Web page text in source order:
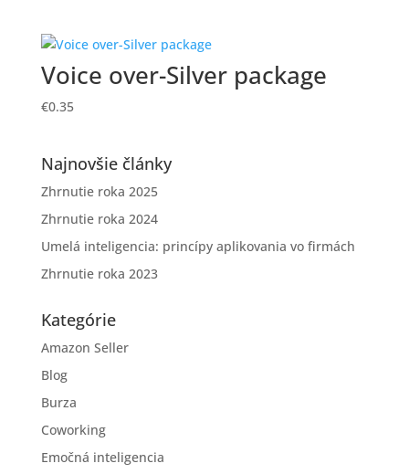
Voice over-Silver package
€0.35
Najnovšie články
Zhrnutie roka 2025
Zhrnutie roka 2024
Umelá inteligencia: princípy aplikovania vo firmách
Zhrnutie roka 2023
Kategórie
Amazon Seller
Blog
Burza
Coworking
Emočná inteligencia